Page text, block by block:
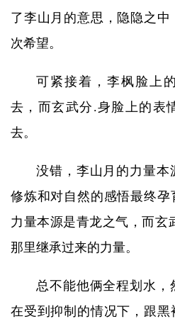
了李山月的意思，隐隐之
次希望。
可紧接着，李枫脸上
去，而玄武分.身脸上的表
去。
没错，李山月的力量本
修炼和对自然的感悟最终
力量本源是青龙之气，而玄
那里继承过来的力量。
总不能他俩全程划水，
在受到抑制的情况下，跟黑